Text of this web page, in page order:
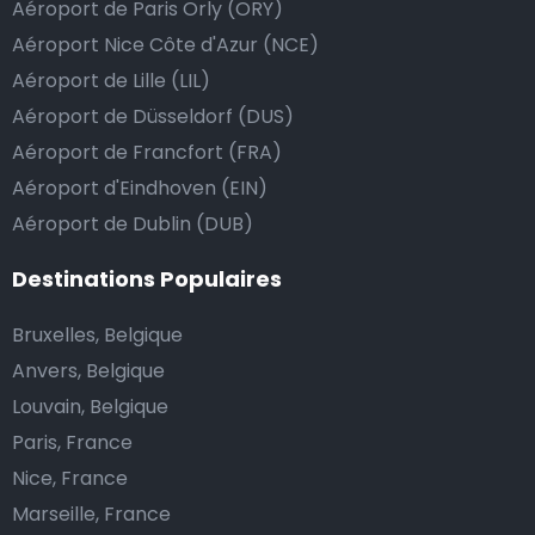
avoir donné un billet plus élevé que le prix de la
course.
Combien coûte une navette d’aéroport à Orvieto?
L’un des plus gros avantages des transports
d’aéroport proposés par Airport Taxis est un tarif fixe
pour votre navette.
Contrairement aux taxis traditionnels, nous n’ajoutons
pas de frais supplémentaires au prix d’une course en
taxi de nuit, ni de supplément pour venir vous
chercher ou pour l’attente si votre vol a du retard.
profitez de votre voyage.
Aéroport de Paris Orly (ORY)
Aéroport Nice Côte d'Azur (NCE)
Aéroport de Lille (LIL)
Aéroport de Düsseldorf (DUS)
Aéroport de Francfort (FRA)
Aéroport d'Eindhoven (EIN)
Aéroport de Dublin (DUB)
Destinations Populaires
Bruxelles, Belgique
Anvers, Belgique
Louvain, Belgique
Paris, France
Nice, France
Marseille, France